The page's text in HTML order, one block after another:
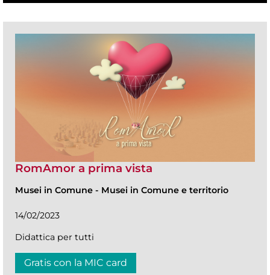
RomAmor a prima vista
Musei in Comune - Musei in Comune e territorio
14/02/2023
Didattica per tutti
Gratis con la MIC card